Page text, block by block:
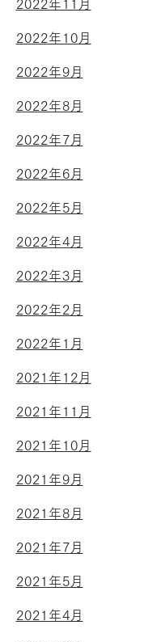
2022年11月
2022年10月
2022年9月
2022年8月
2022年7月
2022年6月
2022年5月
2022年4月
2022年3月
2022年2月
2022年1月
2021年12月
2021年11月
2021年10月
2021年9月
2021年8月
2021年7月
2021年5月
2021年4月